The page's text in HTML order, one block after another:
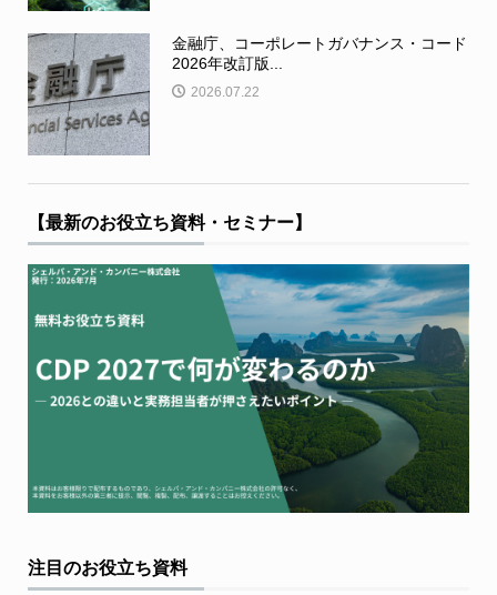
金融庁、コーポレートガバナンス・コード
2026年改訂版...
2026.07.22
【最新のお役立ち資料・セミナー】
注目のお役立ち資料